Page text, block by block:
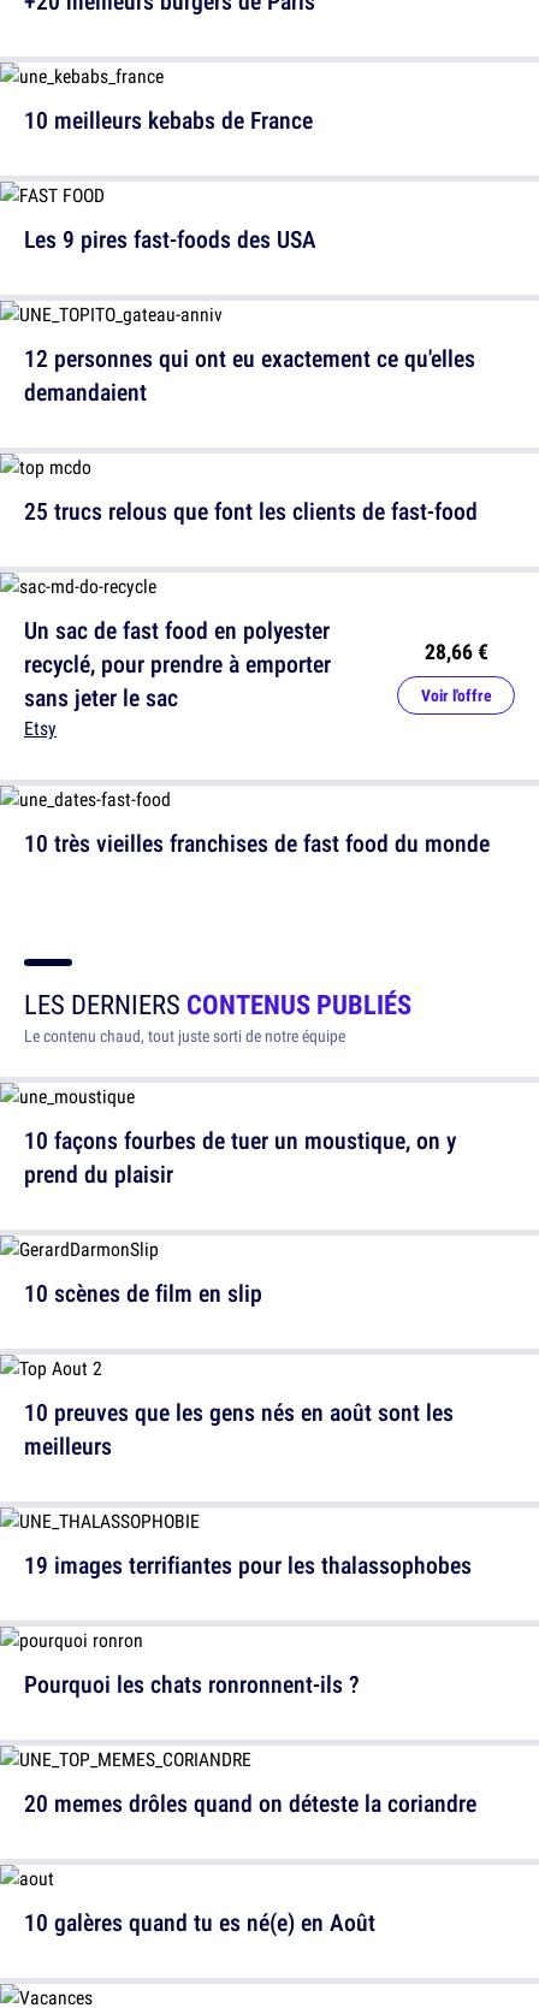
Les 9 pires fast-foods des USA
25 trucs relous que font les clients de fast-food
10 très vieilles franchises de fast food du monde
10 meilleurs kebabs de France
12 personnes qui ont eu exactement ce qu'elles
demandaient
Un sac de fast food en polyester
recyclé, pour prendre à emporter
sans jeter le sac
Etsy
28,66 €
Voir l'offre
LES DERNIERS CONTENUS PUBLIÉS
Le contenu chaud, tout juste sorti de notre équipe
10 façons fourbes de tuer un moustique, on y
prend du plaisir
10 preuves que les gens nés en août sont les
meilleurs
Pourquoi les chats ronronnent-ils ?
10 galères quand tu es né(e) en Août
10 scènes de film en slip
19 images terrifiantes pour les thalassophobes
20 memes drôles quand on déteste la coriandre